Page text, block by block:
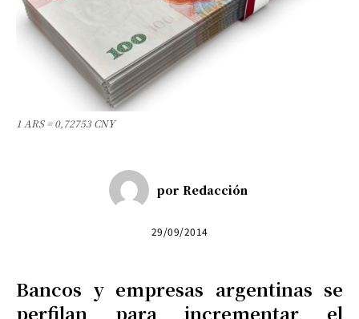
1 ARS = 0,72753 CNY
por Redacción
29/09/2014
Bancos y empresas argentinas se
perfilan para incrementar el